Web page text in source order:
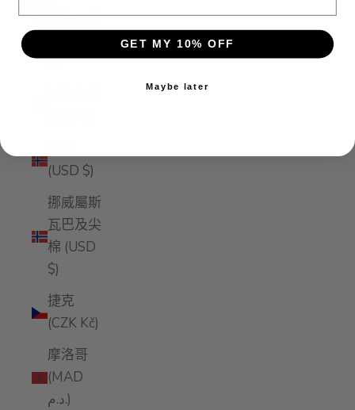
托克勞群
$)
(USD $)
挪威屬斯
瓦巴及尖
棉 (USD
$)
捷克
(CZK Kč)
摩洛哥
(MAD
د.م.)
GET MY 10% OFF
Maybe later